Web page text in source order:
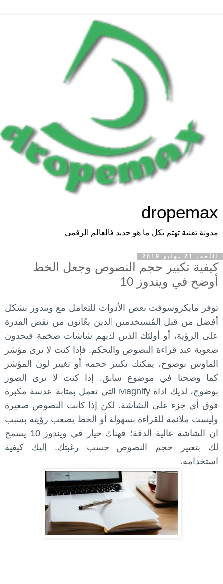
dropemax
مدونة تقنية تهتم بكل ما هو جديد فالعالم الرقمي
الأحد، 21 يوليو 2019
كيفية تكبير حجم النصوص وجعل الخط
أوضح في ويندوز 10
توفر مايكروسوفت بعض الأدوات للتعامل مع ويندوز بشكل
أفضل من قبل المُستخدمين الذين يعُانون من نقص القدرة
على الرؤية، أو أولئك الذين لديهم شاشات ضخمة فيجدون
صعوبة عند قراءة النصوص والتحكم. فإذا كنت لا ترى مؤشر
الماوس بوضوح، يمكنك تكبير حجمه أو تغيير لون المؤشر
كما وضحنا في موضوع سابق. إذا كنت لا ترى الصور
بوضوح، لديك اداة Magnify التي تعمل بمثابة عدسة مكبرة
فوق أي جزء على الشاشة. لكن إذا كانت النصوص صغيرة
وليست ملائمة للقراءة بسهولة أو الخط يصعب رؤيته بسبب
ان الشاشة عالية الدقة؛ فهناك خيار في ويندوز 10 يسمح
لك بتغيير حجم النصوص حسب رغبتك. إليك كيفية
استخدامه.